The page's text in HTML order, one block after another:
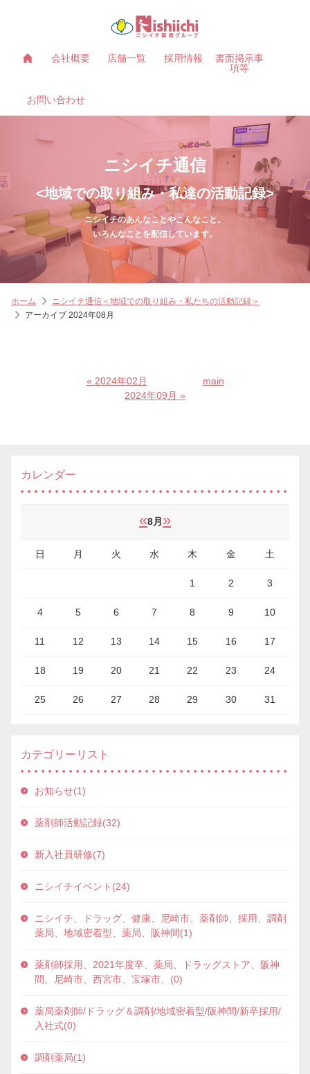
会社概要 店舗一覧 採用情報
書面掲示事
項等
お問い合わせ
ニシイチ通信
<地域での取り組み・私達の活動記録>
ニシイチのあんなことやこんなこと。
いろんなことを配信しています。
ホーム
ニシイチ通信＜地域での取り組み・私たちの活動記録＞
アーカイブ 2024年08月
« 2024年02月
main
2024年09月 »
カレンダー
«8月 »
日 月 火 水 木 金 土
1 2 3
4 5 6 7 8 9 10
11 12 13 14 15 16 17
18 19 20 21 22 23 24
25 26 27 28 29 30 31
カテゴリーリスト
お知らせ(1)
薬剤師活動記録(32)
新入社員研修(7)
ニシイチイベント(24)
ニシイチ、ドラッグ、健康、尼崎市、薬剤師、採用、調剤
薬局、地域密着型、薬局、阪神間(1)
薬剤師採用、2021年度卒、薬局、ドラッグストア、阪神
間、尼崎市、西宮市、宝塚市、(0)
薬局薬剤師/ドラッグ＆調剤/地域密着型/阪神間/新卒採用/
入社式(0)
調剤薬局(1)